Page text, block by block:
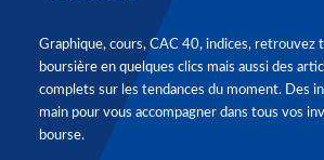
Graphique, cours, CAC 40, indices, retrouvez
boursière en quelques clics mais aussi des
complets sur les tendances du moment. Des
main pour vous accompagner dans tous vos
bourse.